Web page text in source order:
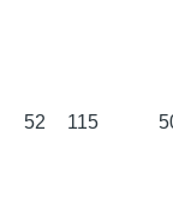
52 115